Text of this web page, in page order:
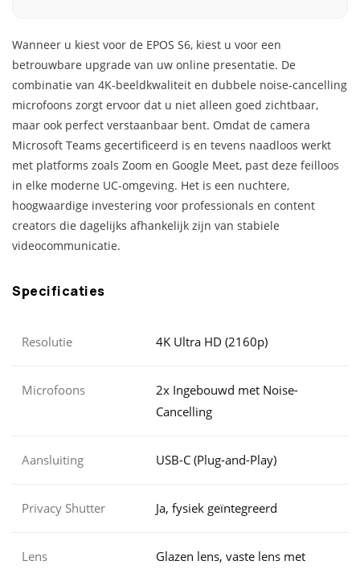
Wanneer u kiest voor de EPOS S6, kiest u voor een
betrouwbare upgrade van uw online presentatie. De
combinatie van 4K-beeldkwaliteit en dubbele noise-cancelling
microfoons zorgt ervoor dat u niet alleen goed zichtbaar,
maar ook perfect verstaanbaar bent. Omdat de camera
Microsoft Teams gecertificeerd is en tevens naadloos werkt
met platforms zoals Zoom en Google Meet, past deze feilloos
in elke moderne UC-omgeving. Het is een nuchtere,
hoogwaardige investering voor professionals en content
creators die dagelijks afhankelijk zijn van stabiele
videocommunicatie.
Specificaties
Resolutie 4K Ultra HD (2160p)
Microfoons
2x Ingebouwd met Noise-
Cancelling
Aansluiting USB-C (Plug-and-Play)
Privacy Shutter Ja, fysiek geïntegreerd
Lens
Glazen lens, vaste lens met